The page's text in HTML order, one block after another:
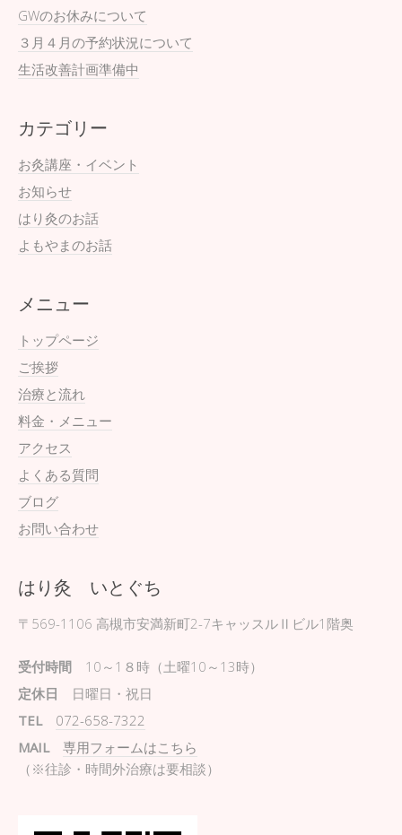
GWのお休みについて
３月４月の予約状況について
生活改善計画準備中
カテゴリー
お灸講座・イベント
お知らせ
はり灸のお話
よもやまのお話
メニュー
トップページ
ご挨拶
治療と流れ
料金・メニュー
アクセス
よくある質問
ブログ
お問い合わせ
はり灸 いとぐち
〒569-1106 高槻市安満新町2-7キャッスルⅡビル1階奥
受付時間 10～1８時（土曜10～13時）
定休日 日曜日・祝日
TEL
072-658-7322
MAIL
専用フォームはこちら
（※往診・時間外治療は要相談）